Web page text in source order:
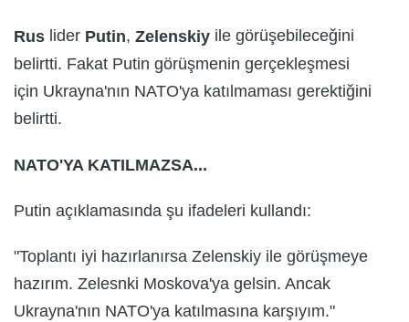
Rus lider Putin, Zelenskiy ile görüşebileceğini
belirtti. Fakat Putin görüşmenin gerçekleşmesi
için Ukrayna'nın NATO'ya katılmaması gerektiğini
belirtti.
NATO'YA KATILMAZSA...
Putin açıklamasında şu ifadeleri kullandı:
"Toplantı iyi hazırlanırsa Zelenskiy ile görüşmeye
hazırım. Zelesnki Moskova'ya gelsin. Ancak
Ukrayna'nın NATO'ya katılmasına karşıyım."